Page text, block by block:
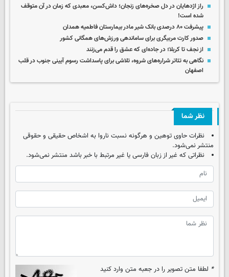
راز اژدهایان در دل صخره‌های زنجان؛ داش‌کسن، معبدی که زمان در آن متوقف
شده است!
پیشرفت ۸۰ درصدی بانک شیر مادر بیمارستان فاطمیه همدان
صدور کارت مربیگری برای ساماندهی ورزش‌های همگانی کشور
از نجف تا کربلا؛ در جاده‌ای که عشق را قدم می‌زنند
نگاهی به تئاتر شراره‌های شروه‌، تلاشی برای پاسداشت رسوم آیینی جنوب در قلب
اصفهان
نظر شما
نظرات حاوی توهین و هرگونه نسبت ناروا به اشخاص حقیقی و حقوقی
منتشر نمی‌شود.
نظراتی که غیر از زبان فارسی یا غیر مرتبط با خبر باشد منتشر نمی‌شود.
* لطفا متن تصویر را در جعبه متن وارد کنید